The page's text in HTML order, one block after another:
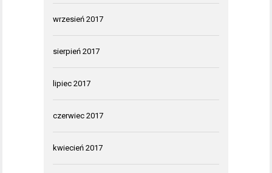
wrzesień 2017
sierpień 2017
lipiec 2017
czerwiec 2017
kwiecień 2017